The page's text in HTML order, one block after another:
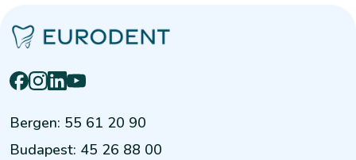
Bergen: 55 61 20 90
Budapest: 45 26 88 00